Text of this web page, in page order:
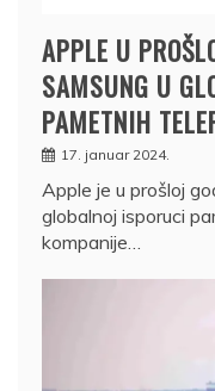
APPLE U
SAMSUNG U
PAMETNIH
17. januar 2024.
Apple je u prošloj
globalnoj isporuci
kompanije…